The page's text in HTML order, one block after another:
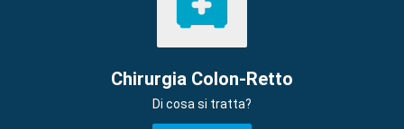
Chirurgia Colon-Retto
Di cosa si tratta?